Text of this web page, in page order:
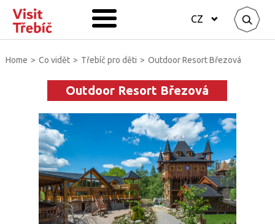
CZ
Home > Co vidět > Třebíč pro děti > Outdoor Resort Březová
Outdoor Resort Březová